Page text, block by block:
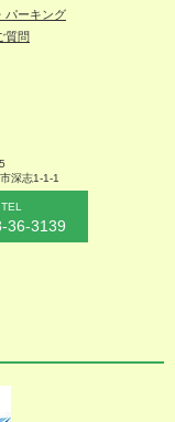
パーキング
質問
市深志1-1-1
TEL
36-3139